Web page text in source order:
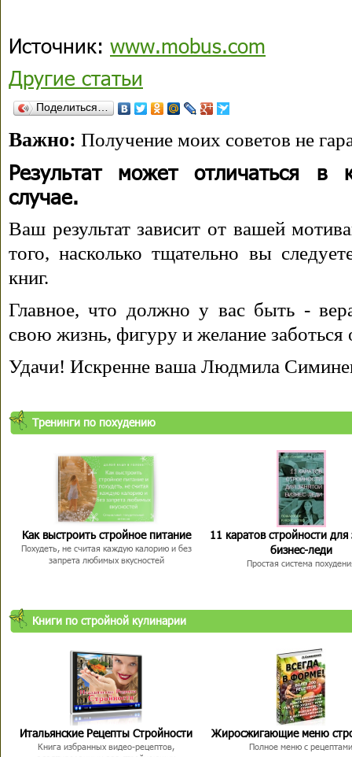
Источник: www.mobus.com
Другие статьи
Поделиться…
Важно: Получение моих советов не
Результат может отличаться в
случае.
Ваш результат зависит от вашей
того, насколько тщательно вы
книг.
Главное, что должно у вас быть -
свою жизнь, фигуру и желание заботься
Удачи! Искренне ваша Людмила
Тренинги по похудению
Как выстроить стройное питание
Похудеть, не считая каждую калорию и без
запрета любимых вкусностей
11 каратов стройности для
бизнес-леди
Простая система
Книги по стройной кулинарии
Итальянские Рецепты Стройности
Книга избранных видео-рецептов,
Жиросжигающие меню
Полное меню с рецептами